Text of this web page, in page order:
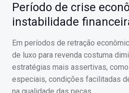
Período de crise
instabilidade
Em períodos de retração
de luxo para revenda costuma
estratégias mais assertivas,
especiais, condições facilitadas